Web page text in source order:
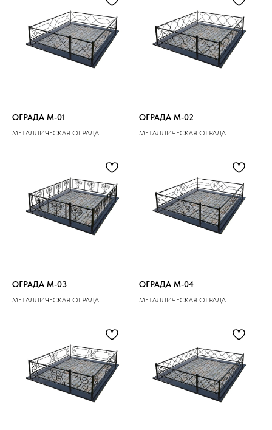
ОГРАДА M-01
МЕТАЛЛИЧЕСКАЯ ОГРАДА
ОГРАДА M-02
МЕТАЛЛИЧЕСКАЯ ОГРАДА
ОГРАДА M-03
МЕТАЛЛИЧЕСКАЯ ОГРАДА
ОГРАДА M-04
МЕТАЛЛИЧЕСКАЯ ОГРАДА